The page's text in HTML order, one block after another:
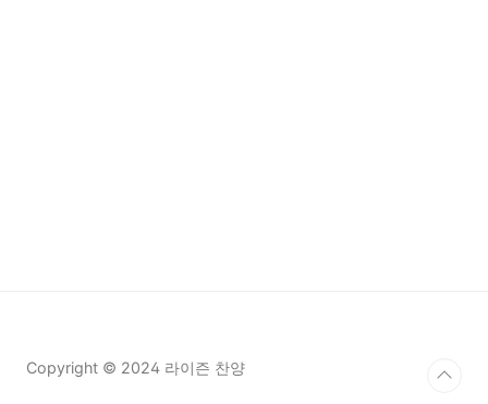
Copyright © 2024 라이즌 찬양